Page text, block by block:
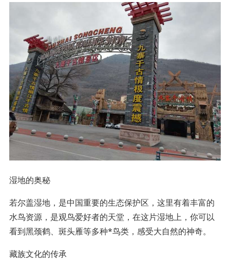
湿地的奥秘
若尔盖湿地，是中国重要的生态保护区，这里有着丰富的
水鸟资源，是观鸟爱好者的天堂，在这片湿地上，你可以
看到黑颈鹤、斑头雁等多种*鸟类，感受大自然的神奇。
藏族文化的传承